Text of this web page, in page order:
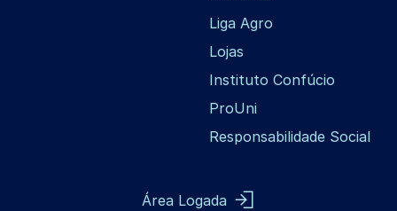
Liga Agro
Lojas
Instituto Confúcio
ProUni
Responsabilidade Social
Área Logada